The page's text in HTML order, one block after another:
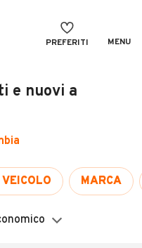
PREFERITI MENU
e nuovi a
MARCA